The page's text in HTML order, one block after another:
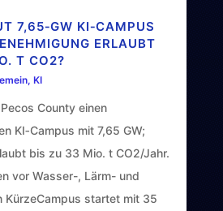
7,65‑GW KI‑CAMPUS
ERLAUBT
T CO2?
, KI
County einen
KI‑Campus mit 7,65 GW;
bis zu 33 Mio. t CO2/Jahr.
vor Wasser-, Lärm- und
KürzeCampus startet mit 35